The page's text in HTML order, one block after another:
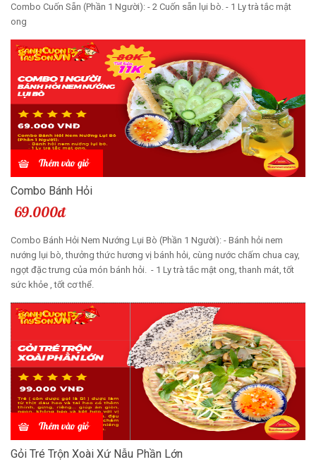
Combo Cuốn Sẵn (Phần 1 Người): - 2 Cuốn sẵn lụi bò. - 1 Ly trà tắc mật
ong
Thêm vào giỏ
Combo Bánh Hỏi
69.000đ
Combo Bánh Hỏi Nem Nướng Lụi Bò (Phần 1 Người): - Bánh hỏi nem
nướng lụi bò, thưởng thức hương vị bánh hỏi, cùng nước chấm chua cay,
ngọt đặc trưng của món bánh hỏi. - 1 Ly trà tắc mật ong, thanh mát, tốt
sức khỏe , tốt cơ thể.
Thêm vào giỏ
Gỏi Tré Trộn Xoài Xứ Nẫu Phần Lớn